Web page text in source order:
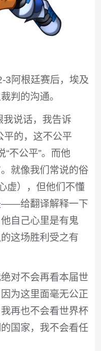
3阿根廷赛后，埃及
判的沟通。
我说话，我告诉
平的，这不公平
“不公平”。而他
就像我们常说的俗
虚），但他们不懂
——给翻译解释一下
自己心里是有鬼
这场胜利受之有
对不会再看本届世
为这里面毫无公正
再也不会看世界杯
国家，我不会看任